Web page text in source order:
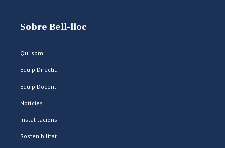
Sobre Bell-lloc
Qui som
Equip Directiu
Equip Docent
Notícies
Instal·lacions
Sostenibilitat